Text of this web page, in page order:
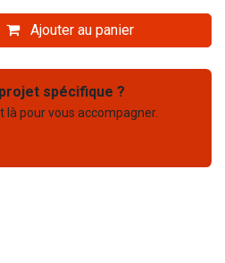
Ajouter au panier
spécifique ?
là pour vous accompagner.